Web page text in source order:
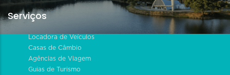
Serviços
Locadora de Veículos
Casas de Câmbio
Agências de Viagem
Guias de Turismo